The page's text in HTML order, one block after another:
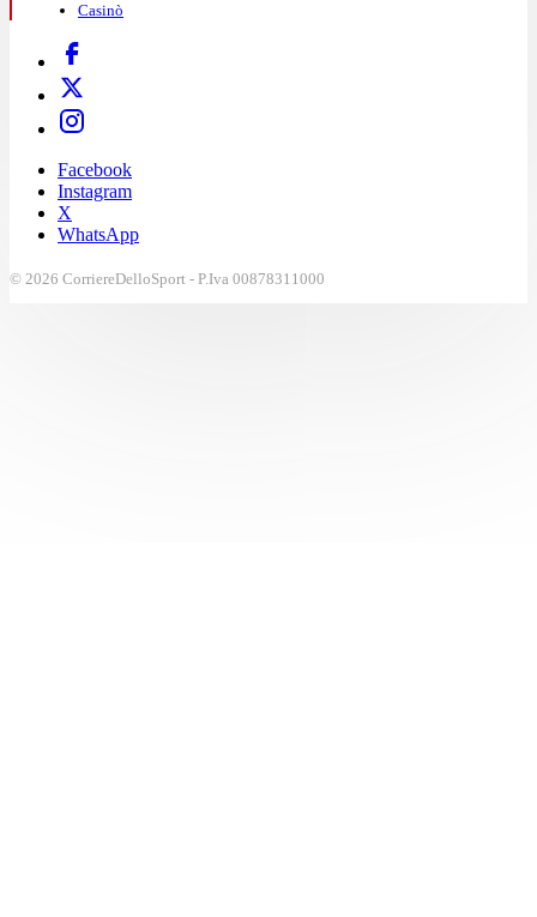
Casinò
Facebook
Instagram
X
WhatsApp
© 2026 CorriereDelloSport - P.Iva 00878311000